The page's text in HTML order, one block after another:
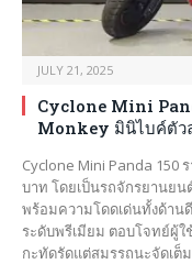
JULY 21, 2025
Cyclone Mini
Monkey มินิไบค์ตัว
Cyclone Mini Panda 150
บาท โดยเป็นรถจักรยานยน
พร้อมความโดดเด่นทั้งด้าน
ระดับพรีเมียม ตอบโจทย์ผู้
กะทัดรัดแต่สมรรถนะจัดเต็